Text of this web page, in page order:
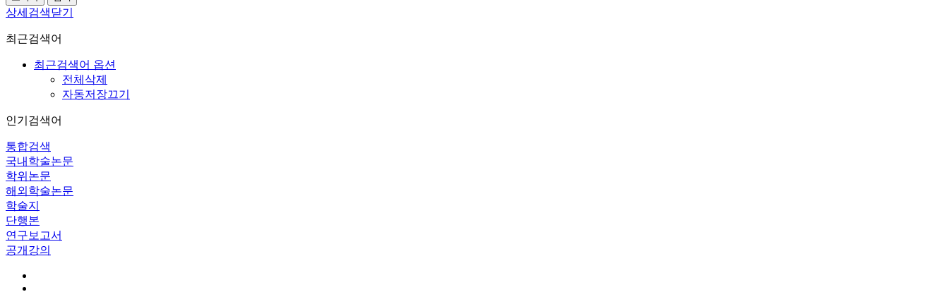
상세검색닫기
최근검색어
최근검색어 옵션
전체삭제
자동저장끄기
인기검색어
통합검색
국내학술논문
학위논문
해외학술논문
학술지
단행본
연구보고서
공개강의